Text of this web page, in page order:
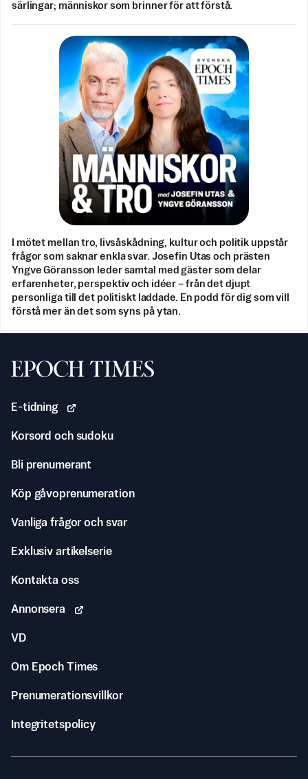
särlingar; människor som brinner för att förstå.
I mötet mellan tro, livsåskådning, kultur och politik uppstår
frågor som saknar enkla svar. Josefin Utas och prästen
Yngve Göransson leder samtal med gäster som delar
erfarenheter, perspektiv och idéer – från det djupt
personliga till det politiskt laddade. En podd för dig som vill
förstå mer än det som syns på ytan.
Svenska Epoch Times
E-tidning
Korsord och sudoku
Bli prenumerant
Köp gåvoprenumeration
Vanliga frågor och svar
Exklusiv artikelserie
Kontakta oss
Annonsera
VD
Om Epoch Times
Prenumerationsvillkor
Integritetspolicy